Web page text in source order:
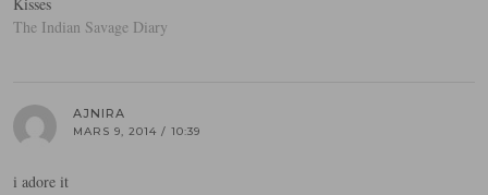
The Indian Savage Diary
AJNIRA
MARS 9, 2014 / 10:39
i adore it